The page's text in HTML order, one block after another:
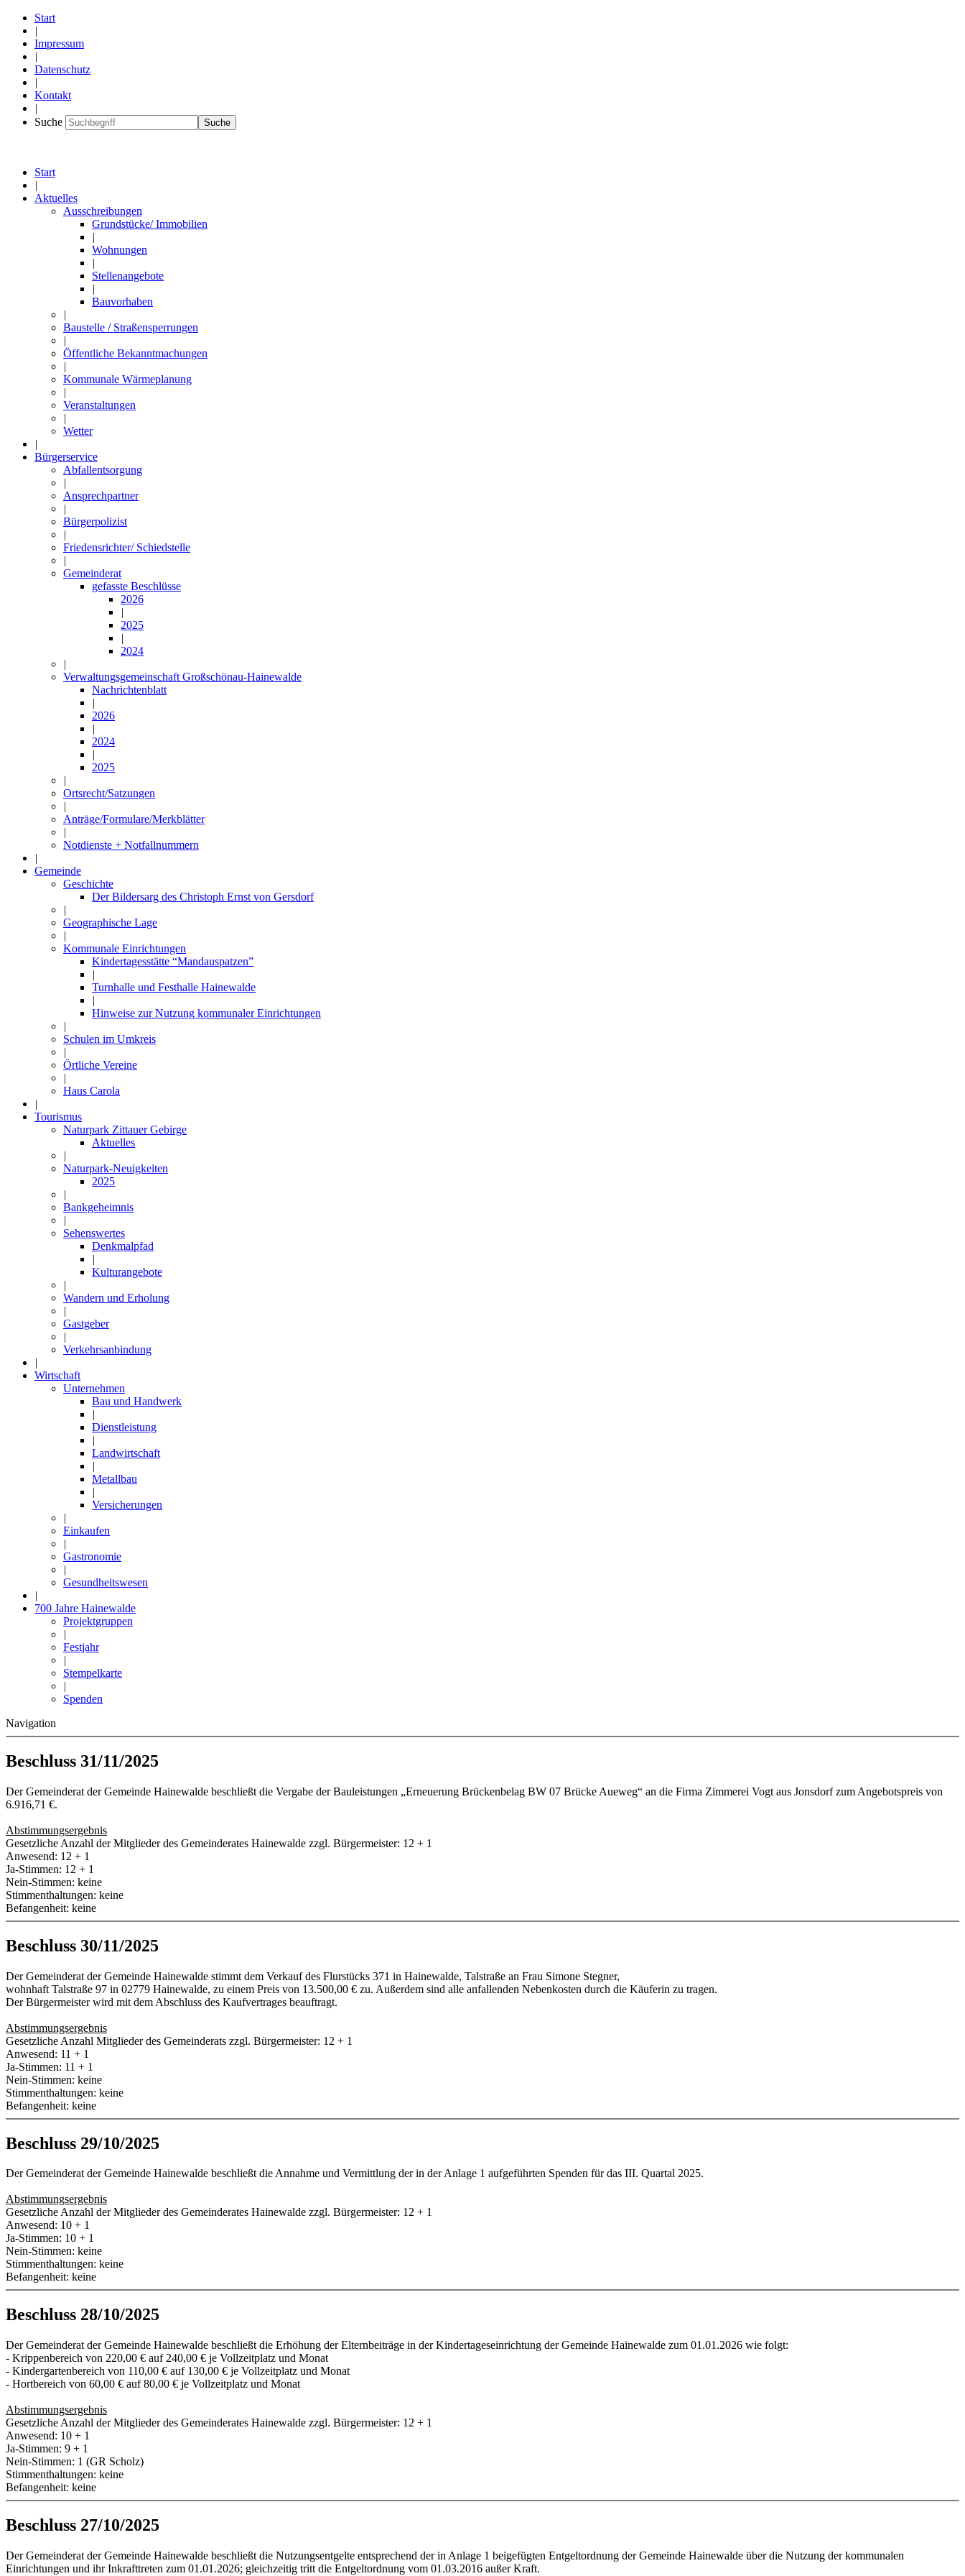
Start
|
Impressum
|
Datenschutz
|
Kontakt
|
Suche
Suche
Start
|
Aktuelles
Ausschreibungen
Grundstücke/ Immobilien
|
Wohnungen
|
Stellenangebote
|
Bauvorhaben
|
Baustelle / Straßensperrungen
|
Öffentliche Bekanntmachungen
|
Kommunale Wärmeplanung
|
Veranstaltungen
|
Wetter
|
Bürgerservice
Abfallentsorgung
|
Ansprechpartner
|
Bürgerpolizist
|
Friedensrichter/ Schiedstelle
|
Gemeinderat
gefasste Beschlüsse
2026
|
2025
|
2024
|
Verwaltungsgemeinschaft Großschönau-Hainewalde
Nachrichtenblatt
|
2026
|
2024
|
2025
|
Ortsrecht/Satzungen
|
Anträge/Formulare/Merkblätter
|
Notdienste + Notfallnummern
|
Gemeinde
Geschichte
Der Bildersarg des Christoph Ernst von Gersdorf
|
Geographische Lage
|
Kommunale Einrichtungen
Kindertagesstätte “Mandauspatzen”
|
Turnhalle und Festhalle Hainewalde
|
Hinweise zur Nutzung kommunaler Einrichtungen
|
Schulen im Umkreis
|
Örtliche Vereine
|
Haus Carola
|
Tourismus
Naturpark Zittauer Gebirge
Aktuelles
|
Naturpark-Neuigkeiten
2025
|
Bankgeheimnis
|
Sehenswertes
Denkmalpfad
|
Kulturangebote
|
Wandern und Erholung
|
Gastgeber
|
Verkehrsanbindung
|
Wirtschaft
Unternehmen
Bau und Handwerk
|
Dienstleistung
|
Landwirtschaft
|
Metallbau
|
Versicherungen
|
Einkaufen
|
Gastronomie
|
Gesundheitswesen
|
700 Jahre Hainewalde
Projektgruppen
|
Festjahr
|
Stempelkarte
|
Spenden
Navigation
Beschluss 31/11/2025
Der Gemeinderat der Gemeinde Hainewalde beschließt die Vergabe der Bauleistungen „Erneuerung Brückenbelag BW 07 Brücke Aueweg“ an die Firma Zimmerei Vogt aus Jonsdorf zum Angebotspreis von
6.916,71 €.
Abstimmungsergebnis
Gesetzliche Anzahl der Mitglieder des Gemeinderates Hainewalde zzgl. Bürgermeister: 12 + 1
Anwesend: 12 + 1
Ja-Stimmen: 12 + 1
Nein-Stimmen: keine
Stimmenthaltungen: keine
Befangenheit: keine
Beschluss 30/11/2025
Der Gemeinderat der Gemeinde Hainewalde stimmt dem Verkauf des Flurstücks 371 in Hainewalde, Talstraße an Frau Simone Stegner,
wohnhaft Talstraße 97 in 02779 Hainewalde, zu einem Preis von 13.500,00 € zu. Außerdem sind alle anfallenden Nebenkosten durch die Käuferin zu tragen.
Der Bürgermeister wird mit dem Abschluss des Kaufvertrages beauftragt.
Abstimmungsergebnis
Gesetzliche Anzahl Mitglieder des Gemeinderats zzgl. Bürgermeister: 12 + 1
Anwesend: 11 + 1
Ja-Stimmen: 11 + 1
Nein-Stimmen: keine
Stimmenthaltungen: keine
Befangenheit: keine
Beschluss 29/10/2025
Der Gemeinderat der Gemeinde Hainewalde beschließt die Annahme und Vermittlung der in der Anlage 1 aufgeführten Spenden für das III. Quartal 2025.
Abstimmungsergebnis
Gesetzliche Anzahl der Mitglieder des Gemeinderates Hainewalde zzgl. Bürgermeister: 12 + 1
Anwesend: 10 + 1
Ja-Stimmen: 10 + 1
Nein-Stimmen: keine
Stimmenthaltungen: keine
Befangenheit: keine
Beschluss 28/10/2025
Der Gemeinderat der Gemeinde Hainewalde beschließt die Erhöhung der Elternbeiträge in der Kindertageseinrichtung der Gemeinde Hainewalde zum 01.01.2026 wie folgt:
- Krippenbereich von 220,00 € auf 240,00 € je Vollzeitplatz und Monat
- Kindergartenbereich von 110,00 € auf 130,00 € je Vollzeitplatz und Monat
- Hortbereich von 60,00 € auf 80,00 € je Vollzeitplatz und Monat
Abstimmungsergebnis
Gesetzliche Anzahl der Mitglieder des Gemeinderates Hainewalde zzgl. Bürgermeister: 12 + 1
Anwesend: 10 + 1
Ja-Stimmen: 9 + 1
Nein-Stimmen: 1 (GR Scholz)
Stimmenthaltungen: keine
Befangenheit: keine
Beschluss 27/10/2025
Der Gemeinderat der Gemeinde Hainewalde beschließt die Nutzungsentgelte entsprechend der in Anlage 1 beigefügten Entgeltordnung der Gemeinde Hainewalde über die Nutzung der kommunalen
Einrichtungen und ihr Inkrafttreten zum 01.01.2026; gleichzeitig tritt die Entgeltordnung vom 01.03.2016 außer Kraft.